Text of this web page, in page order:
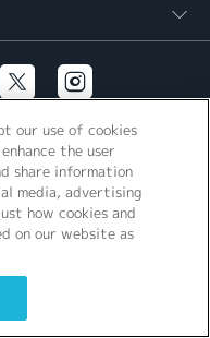
our use of cookies
the user
share information
media, advertising
how cookies and
on our website as